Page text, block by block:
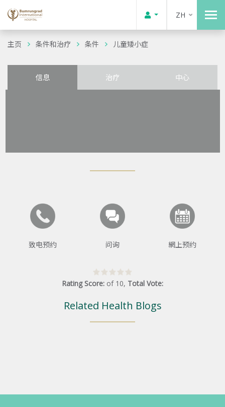
ZH
主页 条件和治疗 条件 儿童矮小症
信息 治疗 中心
致电预约 问询 網上预约
Rating Score: of 10, Total Vote:
Related Health Blogs